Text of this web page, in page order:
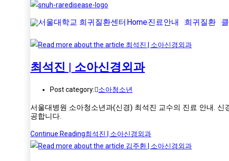
Home진료안내 희귀질환
최석진 | 소아신경외과
Post category: 소아청소년
서울대병원 소아청소년과(신경) 최석진 교수의 진료 안내.
공합니다.
Continue Reading최석진 | 소아신경외과